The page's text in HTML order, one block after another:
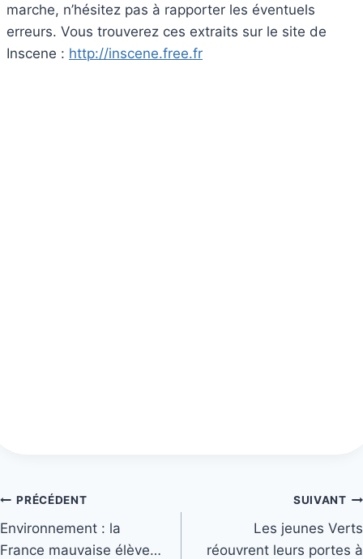
marche, n’hésitez pas à rapporter les éventuels
erreurs. Vous trouverez ces extraits sur le site de
Inscene : http://inscene.free.fr
Navigation
de
PRÉCÉDENT
Environnement : la
France mauvaise élève…
SUIVANT
Les jeunes Verts
réouvrent leurs portes à